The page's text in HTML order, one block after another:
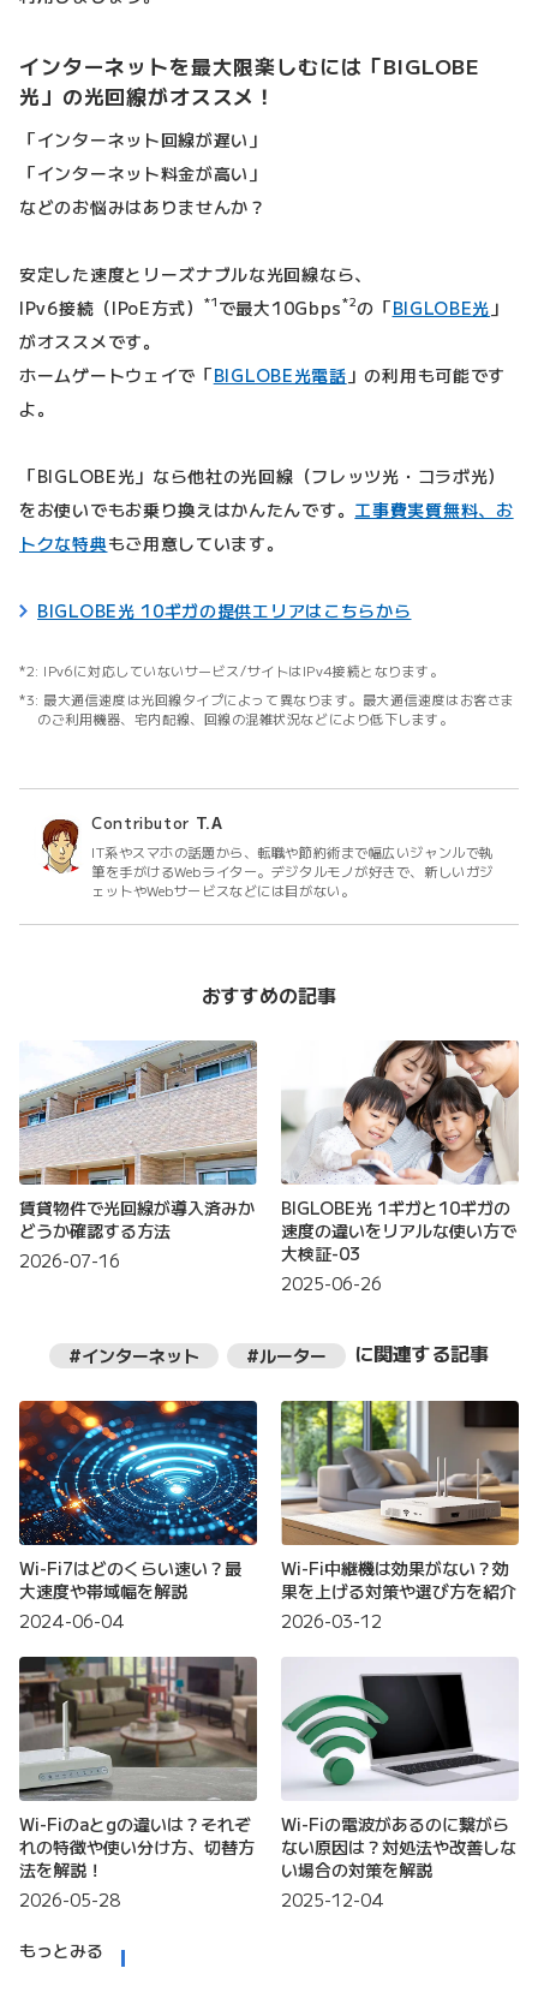
インターネットを最大限楽しむには「BIGLOBE
光」の光回線がオススメ！
「インターネット回線が遅い」
「インターネット料金が高い」
などのお悩みはありませんか？
安定した速度とリーズナブルな光回線なら、
IPv6接続（IPoE方式）
*1 で最大10Gbps*2の「BIGLOBE光 」
がオススメです。
ホームゲートウェイで「BIGLOBE光電話 」の利用も可能です
よ。
「BIGLOBE光」なら他社の光回線（フレッツ光・コラボ光）
をお使いでもお乗り換えはかんたんです。 工事費実質無料、お
トクな特典もご用意しています。
BIGLOBE光 10ギガの提供エリアはこちらから
IPv6に対応していないサービス/サイトはIPv4接続となります。
最大通信速度は光回線タイプによって異なります。最大通信速度はお客さま
のご利用機器、宅内配線、回線の混雑状況などにより低下します。
Contributor T.A
IT系やスマホの話題から、転職や節約術まで幅広いジャンルで執
筆を手がけるWebライター。デジタルモノが好きで、新しいガジ
ェットやWebサービスなどには目がない。
おすすめの記事
賃貸物件で光回線が導入済みか
どうか確認する方法
2026-07-16
BIGLOBE光 1ギガと10ギガの
速度の違いをリアルな使い方で
大検証-03
2025-06-26
#インターネット #ルーター に関連する記事
Wi-Fi7はどのくらい速い？最
大速度や帯域幅を解説
2024-06-04
Wi-Fi中継機は効果がない？効
果を上げる対策や選び方を紹介
2026-03-12
Wi-Fiのaとgの違いは？それぞ
れの特徴や使い分け方、切替方
法を解説！
2026-05-28
Wi-Fiの電波があるのに繋がら
ない原因は？対処法や改善しな
い場合の対策を解説
2025-12-04
もっとみる